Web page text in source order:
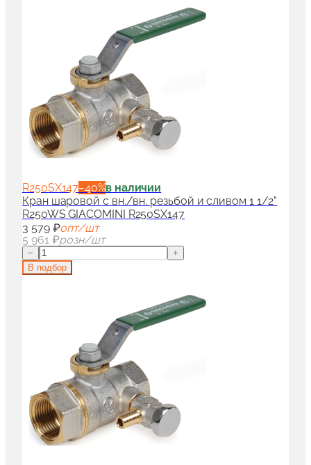
R250SX147−40%в наличии
Кран шаровой с вн./вн. резьбой и сливом 1 1/2"
R250WS GIACOMINI R250SX147
3 579 ₽опт/шт
5 961 ₽розн/шт
−
+
В подбор